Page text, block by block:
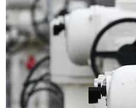
09/08/2026 15:41
Cộng hòa Dân chủ Congo
hơn 300 trẻ em tử vong do
08/08/2026 15:21